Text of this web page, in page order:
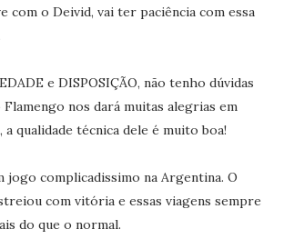
com o Deivid, vai ter paciência com essa
e DISPOSIÇÃO, não tenho dúvidas
nos dará muitas alegrias em
a qualidade técnica dele é muito boa!
jogo complicadissimo na Argentina. O
com vitória e essas viagens sempre
do que o normal.